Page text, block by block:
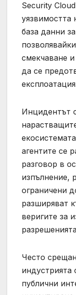
Security
уязвимостта
база данни
смекчаване
да се
Инцидентът
агентите се
разговор в
изпълнение,
ограничени
разширяват
веригите за
Често
индустрията
публични